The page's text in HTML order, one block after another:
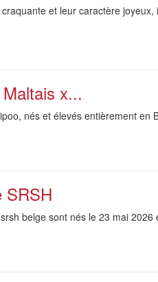
et leur caractère
x...
nés et élevés entièrement
SRSH
belge sont nés le 23 mai